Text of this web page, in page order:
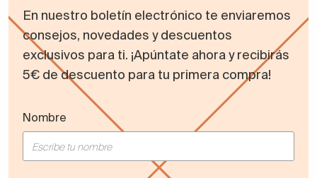
En nuestro boletín electrónico te enviaremos
consejos, novedades y descuentos
exclusivos para ti. ¡Apúntate ahora y recibirás
5€ de descuento para tu primera compra!
Nombre